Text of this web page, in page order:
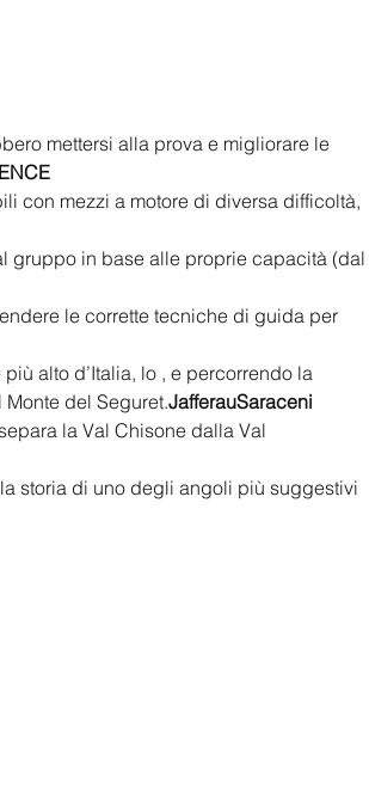
con mezzi a motore di diversa difficoltà,
gruppo in base alle proprie capacità (dal
le corrette tecniche di guida per
alto d’Italia, lo , e percorrendo la
del Seguret.JafferauSaraceni
la Val Chisone dalla Val
storia di uno degli angoli più suggestivi